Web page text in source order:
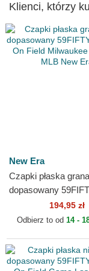
Klienci, którzy
New Era
Czapki płaska
dopasowany
Authentic On Field
Milwaukee
194,95 zł
Odbierz to od 14 -